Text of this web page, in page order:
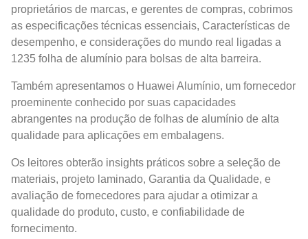
proprietários de marcas, e gerentes de compras, cobrimos
as especificações técnicas essenciais, Características de
desempenho, e considerações do mundo real ligadas a
1235 folha de alumínio para bolsas de alta barreira.
Também apresentamos o Huawei Alumínio, um fornecedor
proeminente conhecido por suas capacidades
abrangentes na produção de folhas de alumínio de alta
qualidade para aplicações em embalagens.
Os leitores obterão insights práticos sobre a seleção de
materiais, projeto laminado, Garantia da Qualidade, e
avaliação de fornecedores para ajudar a otimizar a
qualidade do produto, custo, e confiabilidade de
fornecimento.